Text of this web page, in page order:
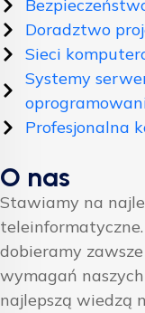
Doradztwo
Sieci
Systemy
Profesjonalna
O nas
Stawiamy na
dobieramy
wymagań
najlepszą wiedzą